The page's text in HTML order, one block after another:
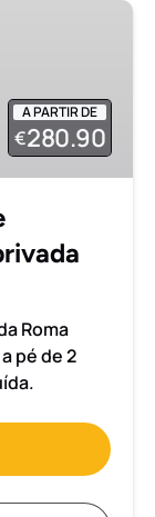
A PARTIR DE
€280.90
Roma
pé de 2